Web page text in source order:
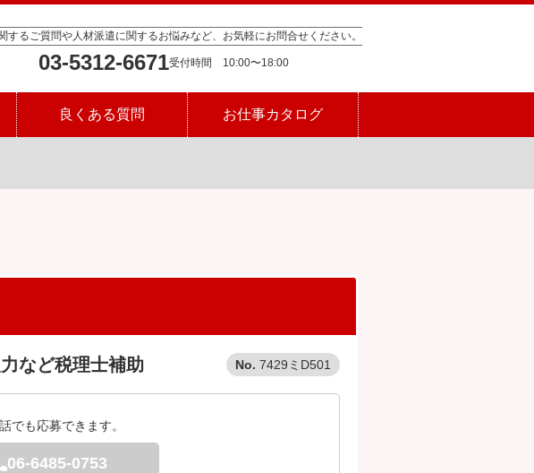
するご質問や人材派遣に関するお悩みなど、お気軽にお問合せください。
03-5312-6671
良くある質問 お仕事カタログ
7429ミD501
など税理士補助
でも応募できます。
06-6485-0753